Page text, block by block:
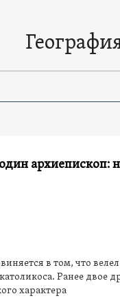
архиепископ:
в том, что
Ранее двое
характера